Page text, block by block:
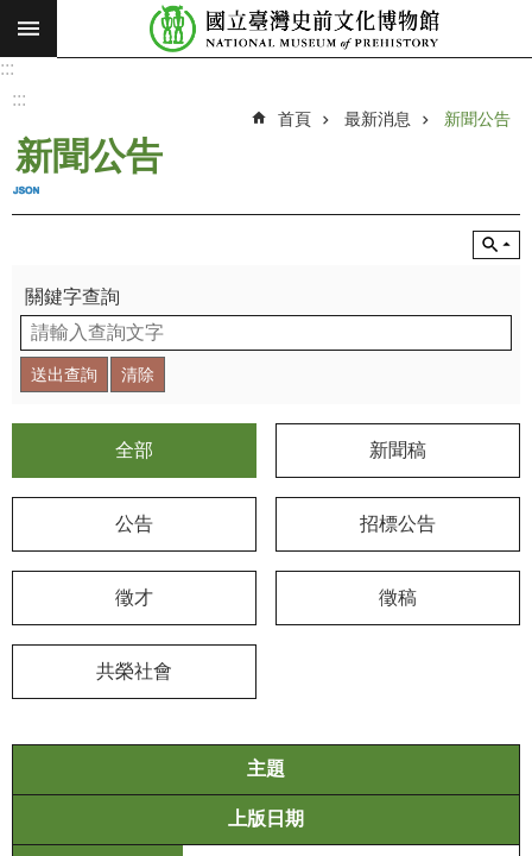
跳到主要內容區塊
搜
願
景
最
新
消
息
展
學
們
便
:::
:::
首頁 最新消息 新聞公告
新聞公告
關鍵字查詢
全部 新聞稿
公告 招標公告
徵才 徵稿
共榮社會
主題
上版日期